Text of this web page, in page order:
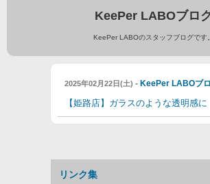
KeePer LABOブロ
KeePer LABOのスタッフブログです。
2025年02月22日(土) - KeePer LABOブ
【姫路店】ガラスのような透明感
リンク集